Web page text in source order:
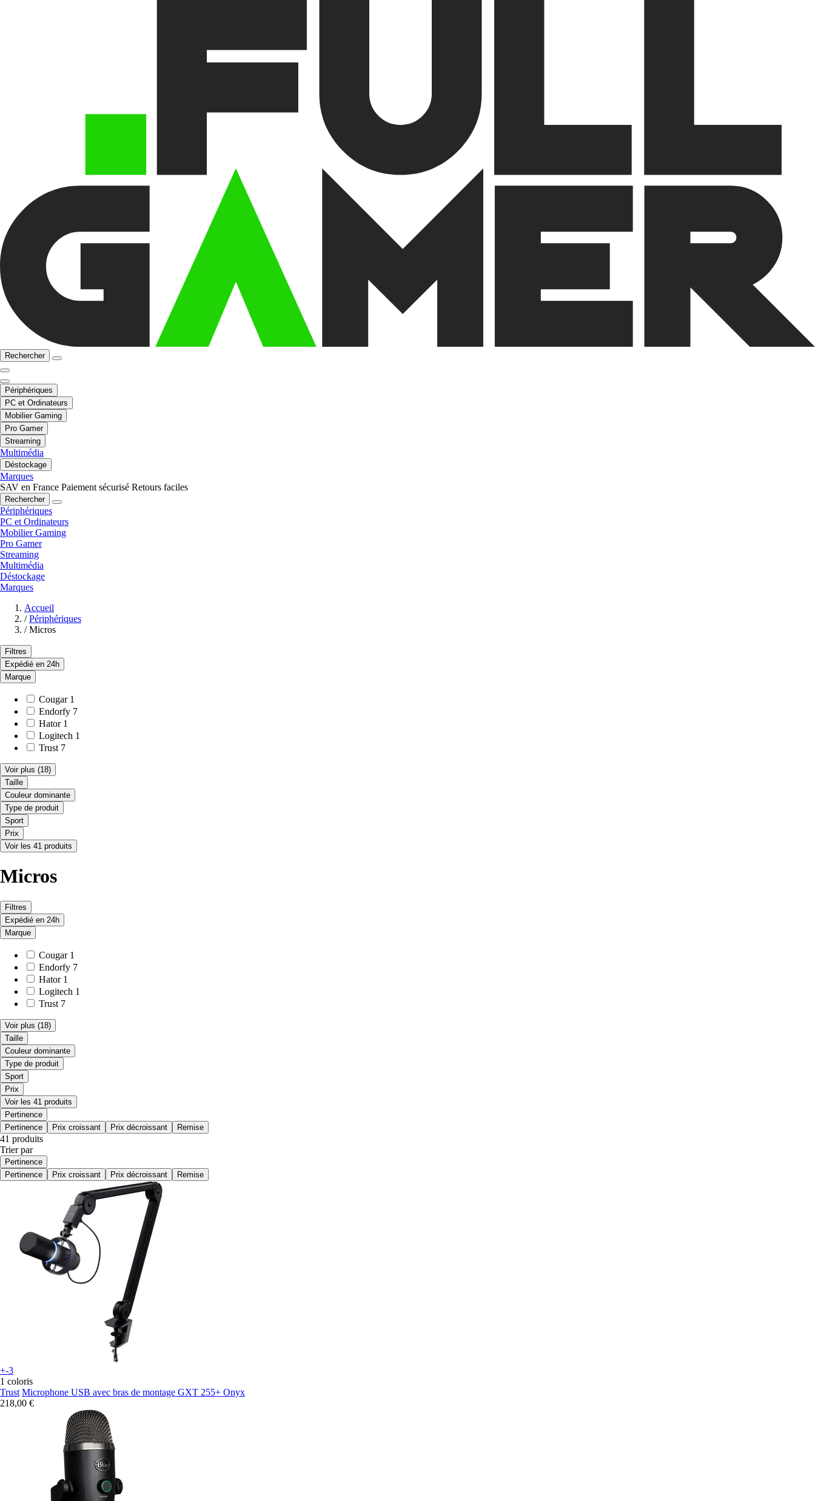
Rechercher
Périphériques
PC et Ordinateurs
Mobilier Gaming
Pro Gamer
Streaming
Multimédia
Déstockage
Marques
SAV en France Paiement sécurisé Retours faciles
Rechercher
Périphériques
PC et Ordinateurs
Mobilier Gaming
Pro Gamer
Streaming
Multimédia
Déstockage
Marques
Accueil
/ Périphériques
/ Micros
Filtres
Expédié en 24h
Marque
Cougar 1
Endorfy 7
Hator 1
Logitech 1
Trust 7
Voir plus (18)
Taille
Couleur dominante
Type de produit
Sport
Prix
Voir les 41 produits
Micros
Filtres
Expédié en 24h
Marque
Cougar 1
Endorfy 7
Hator 1
Logitech 1
Trust 7
Voir plus (18)
Taille
Couleur dominante
Type de produit
Sport
Prix
Voir les 41 produits
Pertinence
Pertinence
Prix croissant Prix décroissant Remise
41 produits
Trier par
Pertinence
Pertinence
Prix croissant Prix décroissant Remise
+-3
1 coloris
Trust Microphone USB avec bras de montage GXT 255+ Onyx
218,00 €